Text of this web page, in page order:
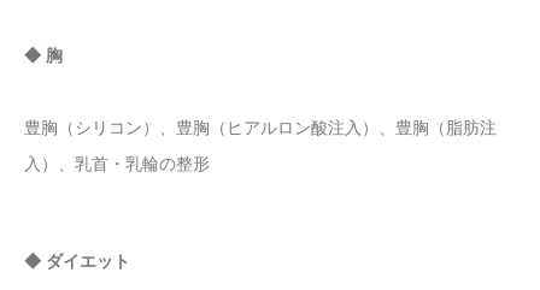
◆ 胸
豊胸（シリコン）、豊胸（ヒアルロン酸注入）、豊胸（脂肪注
入）、乳首・乳輪の整形
◆ ダイエット